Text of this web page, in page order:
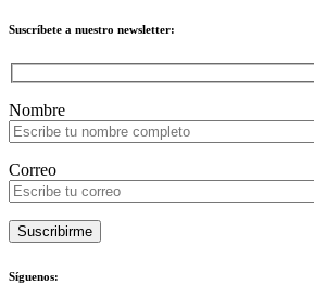
Suscríbete a nuestro newsletter:
Please leave this field empty.
Nombre
Correo
Suscribirme
Síguenos: